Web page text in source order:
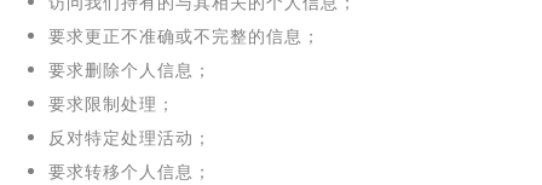
要求更正不准确或不完整的信息；
要求删除个人信息；
要求限制处理；
反对特定处理活动；
要求转移个人信息；